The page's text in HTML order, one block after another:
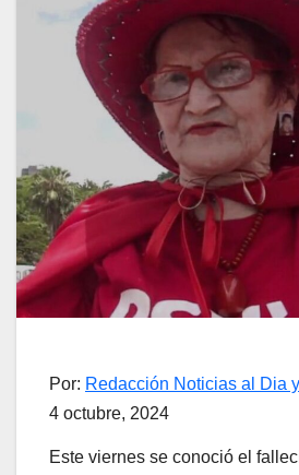
Por: Redacción Noticias al Dia
4 octubre, 2024
Este viernes se conoció el